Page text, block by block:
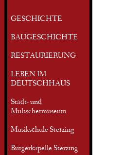
GESCHICHTE
BAUGESCHICHTE
RESTAURIERUNG
LEBEN IM
DEUTSCHHAUS
Stadt- und
Multschermuseum
Musikschule Sterzing
Bürgerkapelle Sterzing